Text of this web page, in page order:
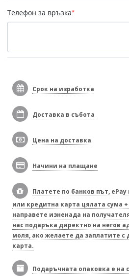
Телефон за връзка*
Срок на изработка
Доставка в събота
Цена на доставка
Начини на плащане
Платете по банков път,
или кредитна карта цялата сума
направете изненада на
нас подаръка директно на негов
моля, ако желаете да заплатите
карта.
Подаръчната опаковка е на